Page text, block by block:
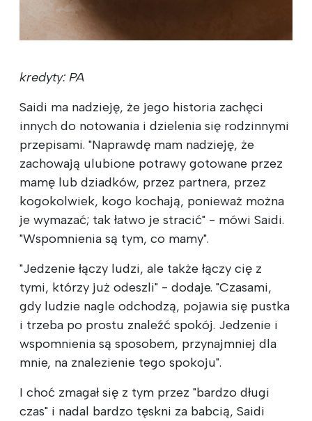
kredyty: PA
Saidi ma nadzieję, że jego historia zachęci
innych do notowania i dzielenia się rodzinnymi
przepisami. "Naprawdę mam nadzieję, że
zachowają ulubione potrawy gotowane przez
mamę lub dziadków, przez partnera, przez
kogokolwiek, kogo kochają, ponieważ można
je wymazać; tak łatwo je stracić" - mówi Saidi.
"Wspomnienia są tym, co mamy".
"Jedzenie łączy ludzi, ale także łączy cię z
tymi, którzy już odeszli" - dodaje. "Czasami,
gdy ludzie nagle odchodzą, pojawia się pustka
i trzeba po prostu znaleźć spokój. Jedzenie i
wspomnienia są sposobem, przynajmniej dla
mnie, na znalezienie tego spokoju".
I choć zmagał się z tym przez "bardzo długi
czas" i nadal bardzo tęskni za babcią, Saidi